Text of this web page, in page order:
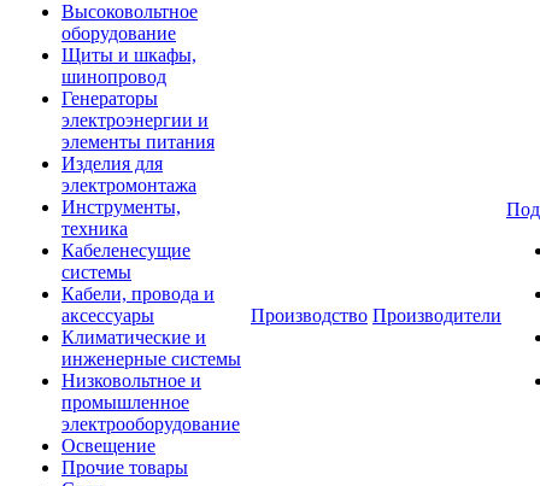
Высоковольтное
оборудование
Щиты и шкафы,
шинопровод
Генераторы
электроэнергии и
элементы питания
Изделия для
электромонтажа
Инструменты,
техника
Кабеленесущие
системы
Кабели, провода и
аксессуары
Климатические и
инженерные системы
Низковольтное и
промышленное
электрооборудование
Освещение
Прочие товары
Производство Производители